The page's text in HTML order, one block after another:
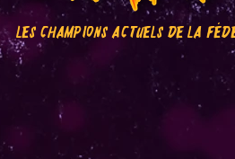
Les champions actuels de la